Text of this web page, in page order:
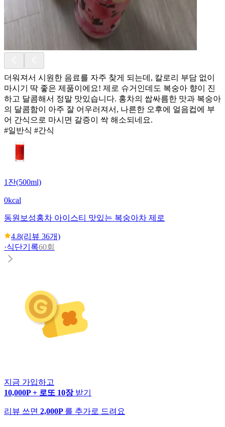
더워져서 시원한 음료를 자주 찾게 되는데, 칼로리 부담 없이
마시기 딱 좋은 제품이에요! 제로 슈거인데도 복숭아 향이 진
하고 달콤해서 정말 맛있습니다. 홍차의 쌉싸름한 맛과 복숭아
의 달콤함이 아주 잘 어우러져서, 나른한 오후에 얼음컵에 부
어 간식으로 마시면 갈증이 싹 해소되네요.
#일반식 #간식
1잔(500ml)
0kcal
동원 보성홍차 아이스티 맛있는 복숭아차 제로
4.8(리뷰 36개)
·식단기록60회
지금 가입하고
10,000P + 로또 10장 받기
리뷰 쓰면 2,000P 를 추가로 드려요